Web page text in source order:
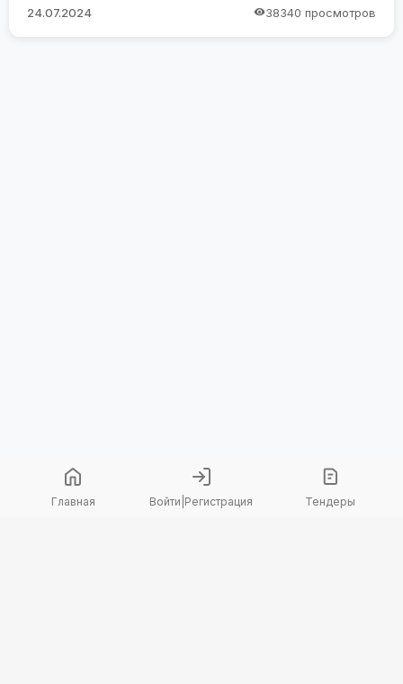
Главная Войти Регистрация Тендеры
24.07.2024 38340 просмотров